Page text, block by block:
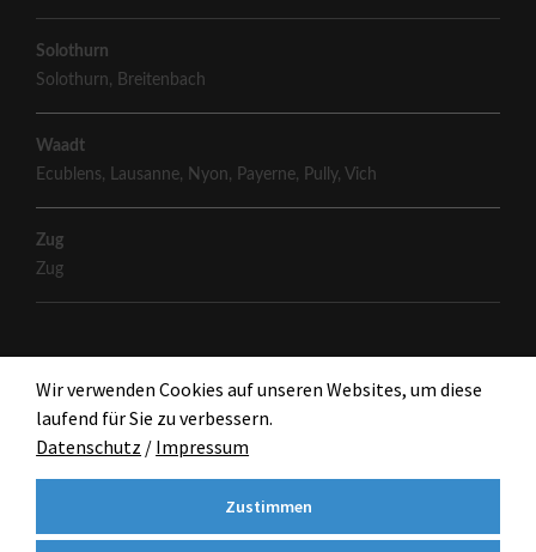
Solothurn
Solothurn, Breitenbach
Waadt
Ecublens, Lausanne, Nyon, Payerne, Pully, Vich
Zug
Zug
Wir verwenden Cookies auf unseren Websites, um diese
laufend für Sie zu verbessern.
Datenschutz / Impressum
Zustimmen